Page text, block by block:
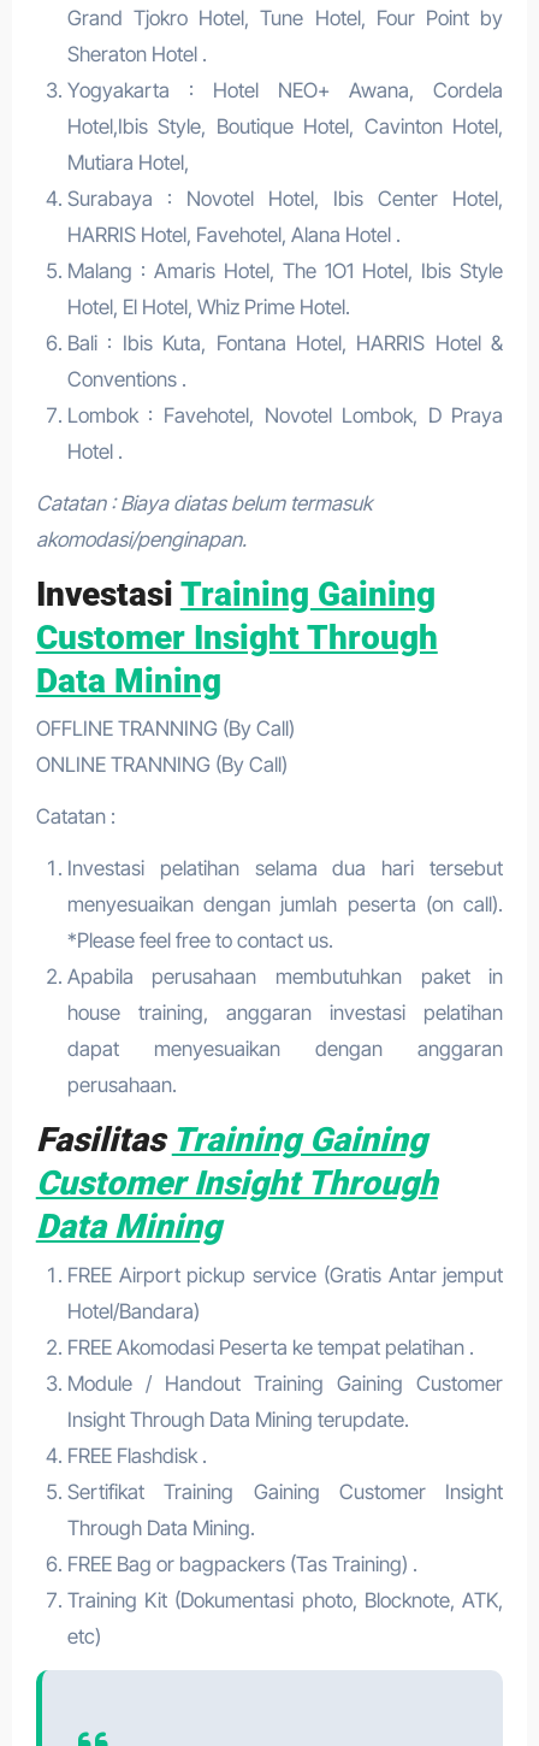
Grand Tjokro Hotel, Tune Hotel, Four Point by
Sheraton Hotel .
Yogyakarta : Hotel NEO+ Awana, Cordela
Hotel,Ibis Style, Boutique Hotel, Cavinton Hotel,
Mutiara Hotel,
Surabaya : Novotel Hotel, Ibis Center Hotel,
HARRIS Hotel, Favehotel, Alana Hotel .
Malang : Amaris Hotel, The 1O1 Hotel, Ibis Style
Hotel, El Hotel, Whiz Prime Hotel.
Bali : Ibis Kuta, Fontana Hotel, HARRIS Hotel &
Conventions .
Lombok : Favehotel, Novotel Lombok, D Praya
Hotel .
Catatan : Biaya diatas belum termasuk
akomodasi/penginapan.
Investasi Training Gaining
Customer Insight Through
Data Mining
OFFLINE TRANNING (By Call)
ONLINE TRANNING (By Call)
Catatan :
Investasi pelatihan selama dua hari tersebut
menyesuaikan dengan jumlah peserta (on call).
*Please feel free to contact us.
Apabila perusahaan membutuhkan paket in
house training, anggaran investasi pelatihan
dapat menyesuaikan dengan anggaran
perusahaan.
Fasilitas Training Gaining
Customer Insight Through
Data Mining
FREE Airport pickup service (Gratis Antar jemput
Hotel/Bandara)
FREE Akomodasi Peserta ke tempat pelatihan .
Module / Handout Training Gaining Customer
Insight Through Data Mining terupdate.
FREE Flashdisk .
Sertifikat Training Gaining Customer Insight
Through Data Mining.
FREE Bag or bagpackers (Tas Training) .
Training Kit (Dokumentasi photo, Blocknote, ATK,
etc)